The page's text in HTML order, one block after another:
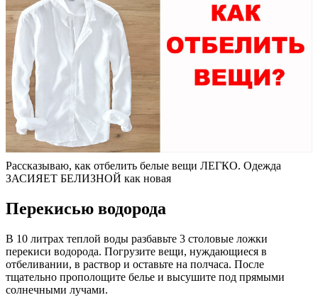
Рассказываю, как отбелить белые вещи ЛЕГКО. Одежда
ЗАСИЯЕТ БЕЛИЗНОЙ как новая
Перекисью водорода
В 10 литрах теплой воды разбавьте 3 столовые ложки
перекиси водорода. Погрузите вещи, нуждающиеся в
отбеливании, в раствор и оставьте на полчаса. После
тщательно прополощите белье и высушите под прямыми
солнечными лучами.